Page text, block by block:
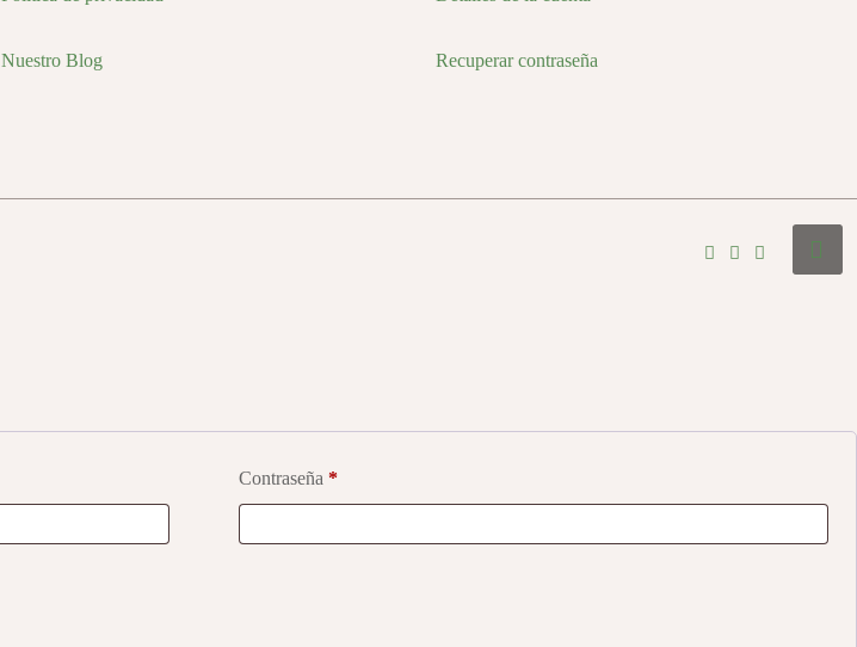
Nuestro Blog Recuperar contraseña
Contraseña *